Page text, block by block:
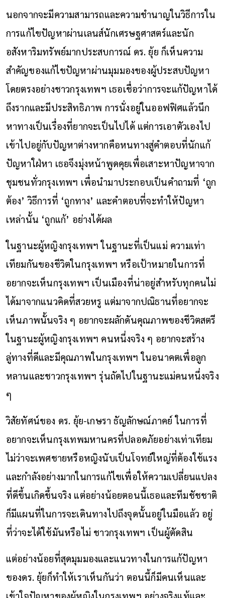
นอกจากจะมีความสามารถและความชำนาญในวิธีการใน
การแก้ไขปัญหาผ่านเลนส์นักเศรษฐศาสตร์และนัก
อสังหาริมทรัพย์มากประสบการณ์ ดร. ยุ้ย ก็เห็นความ
สำคัญของแก้ไขปัญหาผ่านมุมมองของผู้ประสบปัญหา
โดยตรงอย่างชาวกรุงเทพฯ เธอเชื่อว่าการจะแก้ปัญหาได้
ถึงรากและมีประสิทธิภาพ การนั่งอยู่ในออฟฟิศแล้วนึก
หาทางเป็นเรื่องที่ยากจะเป็นไปได้ แต่การเอาตัวเองไป
เข้าไปอยู่กับปัญหาต่างหากคือหนทางสู่คำตอบที่นักแก้
ปัญหาใฝ่หา เธอจึงมุ่งหน้าพูดคุยเพื่อเสาะหาปัญหาจาก
ชุมชนทั่วกรุงเทพฯ เพื่อนำมาประกอบเป็นคำถามที่ ‘ถูก
ต้อง’ วิธีการที่ ‘ถูกทาง’ และคำตอบที่จะทำให้ปัญหา
เหล่านั้น ‘ถูกแก้’ อย่างได้ผล
ในฐานะผู้หญิงกรุงเทพฯ ในฐานะที่เป็นแม่ ความเท่า
เทียมกันของชีวิตในกรุงเทพฯ หรือเป้าหมายในการที่
อยากจะเห็นกรุงเทพฯ เป็นเมืองที่น่าอยู่สำหรับทุกคนไม่
ได้มาจากแนวคิดที่สวยหรู แต่มาจากปณิธานที่อยากจะ
เห็นภาพนั้นจริง ๆ อยากจะผลักดันคุณภาพของชีวิตสตรี
ในฐานะผู้หญิงกรุงเทพฯ คนหนึ่งจริง ๆ อยากจะสร้าง
ลู่ทางที่ดีและมีคุณภาพในกรุงเทพฯ ในอนาคตเพื่อลูก
หลานและชาวกรุงเทพฯ รุ่นถัดไปในฐานะแม่คนหนึ่งจริง
ๆ
วิสัยทัศน์ของ ดร. ยุ้ย-เกษรา ธัญลักษณ์ภาคย์ ในการที่
อยากจะเห็นกรุงเทพมหานครที่ปลอดภัยอย่างเท่าเทียม
ไม่ว่าจะเพศชายหรือหญิงนับเป็นโจทย์ใหญ่ที่ต้องใช้แรง
และกำลังอย่างมากในการแก้ไขเพื่อให้ความเปลี่ยนแปลง
ที่ดีขึ้นเกิดขึ้นจริง แต่อย่างน้อยตอนนี้เธอและทีมชัชชาติ
ก็มีแผนที่ในการจะเดินทางไปถึงจุดนั้นอยู่ในมือแล้ว อยู่
ที่ว่าจะได้ใช้มันหรือไม่ ชาวกรุงเทพฯ เป็นผู้ตัดสิน
แต่อย่างน้อยที่สุดมุมมองและแนวทางในการแก้ปัญหา
ของดร. ยุ้ยก็ทำให้เราเห็นกันว่า ตอนนี้ก็มีคนเห็นและ